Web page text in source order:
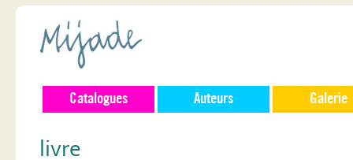
Catalogues Auteurs Galerie
livre